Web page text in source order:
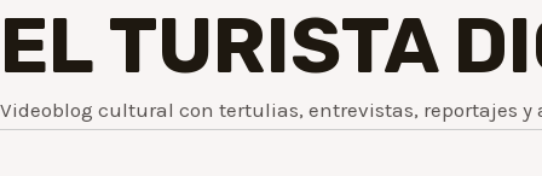
EL TURISTA
Videoblog cultural con tertulias, entrevistas, reportajes y